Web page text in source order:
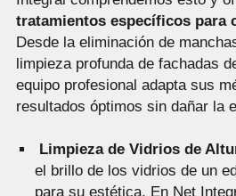
tratamientos específicos para
Desde la eliminación de
limpieza profunda de fachadas
equipo profesional adapta sus
resultados óptimos sin dañar la
Limpieza de Vidrios de
el brillo de los vidrios de un
para su estética. En Net